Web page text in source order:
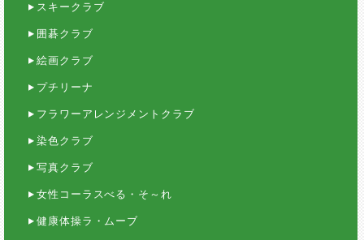
スキークラブ
囲碁クラブ
絵画クラブ
プチリーナ
フラワーアレンジメントクラブ
染色クラブ
写真クラブ
女性コーラスべる・そ～れ
健康体操ラ・ムーブ